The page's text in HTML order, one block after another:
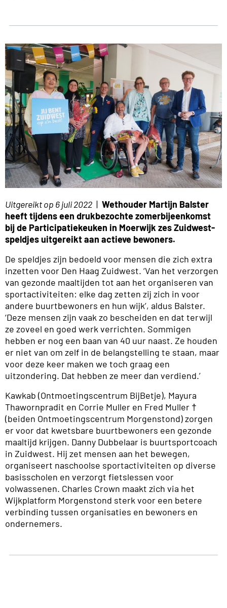
Uitgereikt op 6 juli 2022 | Wethouder Martijn Balster
heeft tijdens een drukbezochte zomerbijeenkomst
bij de Participatiekeuken in Moerwijk zes Zuidwest-
speldjes uitgereikt aan actieve bewoners.
De speldjes zijn bedoeld voor mensen die zich extra
inzetten voor Den Haag Zuidwest. ‘Van het verzorgen
van gezonde maaltijden tot aan het organiseren van
sportactiviteiten: elke dag zetten zij zich in voor
andere buurtbewoners en hun wijk’, aldus Balster.
‘Deze mensen zijn vaak zo bescheiden en dat terwijl
ze zoveel en goed werk verrichten. Sommigen
hebben er nog een baan van 40 uur naast. Ze houden
er niet van om zelf in de belangstelling te staan, maar
voor deze keer maken we toch graag een
uitzondering. Dat hebben ze meer dan verdiend.’
Kawkab (Ontmoetingscentrum BijBetje), Mayura
Thawornpradit en Corrie Muller en Fred Muller †
(beiden Ontmoetingscentrum Morgenstond) zorgen
er voor dat kwetsbare buurtbewoners een gezonde
maaltijd krijgen. Danny Dubbelaar is buurtsportcoach
in Zuidwest. Hij zet mensen aan het bewegen,
organiseert naschoolse sportactiviteiten op diverse
basisscholen en verzorgt fietslessen voor
volwassenen. Charles Crown maakt zich via het
Wijkplatform Morgenstond sterk voor een betere
verbinding tussen organisaties en bewoners en
ondernemers.